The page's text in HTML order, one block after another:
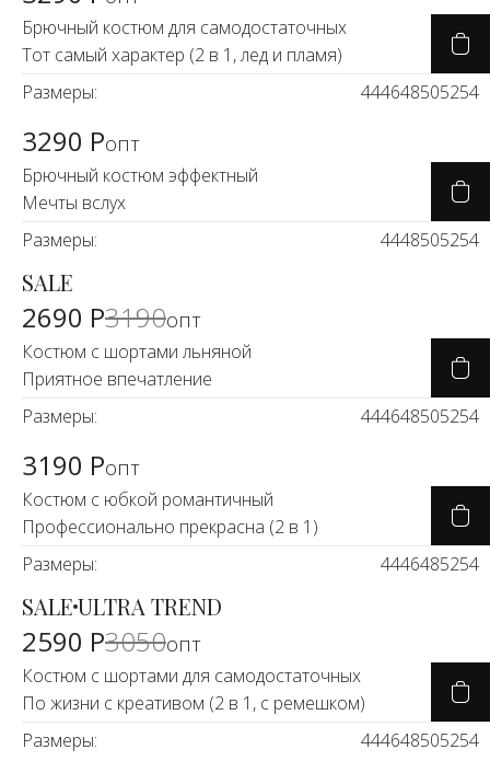
Брючный костюм для самодостаточных
Тот самый характер (2 в 1, лед и пламя)
Размеры:
444648505254
3290 Ропт
Брючный костюм эффектный
Мечты вслух
Размеры:
4448505254
-14%
SALE
2690 Р3190опт
Костюм с шортами льняной
Приятное впечатление
Размеры:
444648505254
3190 Ропт
Костюм с юбкой романтичный
Профессионально прекрасна (2 в 1)
Размеры:
4446485254
-15%
SALEULTRA TREND
2590 Р3050опт
Костюм с шортами для самодостаточных
По жизни с креативом (2 в 1, с ремешком)
Размеры:
444648505254